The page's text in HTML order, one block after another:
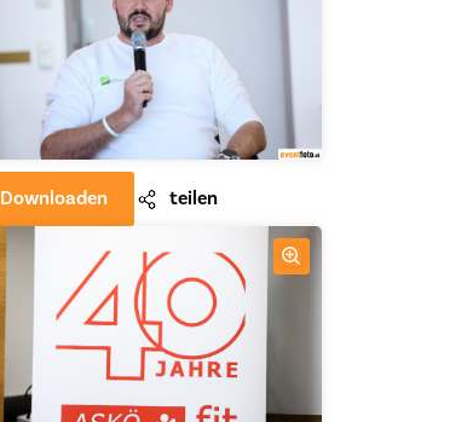
Downloaden teilen